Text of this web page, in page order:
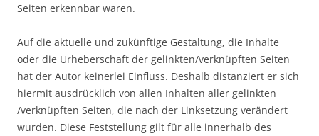
Seiten erkennbar waren.
Auf die aktuelle und zukünftige Gestaltung, die Inhalte
oder die Urheberschaft der gelinkten/verknüpften Seiten
hat der Autor keinerlei Einfluss. Deshalb distanziert er sich
hiermit ausdrücklich von allen Inhalten aller gelinkten
/verknüpften Seiten, die nach der Linksetzung verändert
wurden. Diese Feststellung gilt für alle innerhalb des